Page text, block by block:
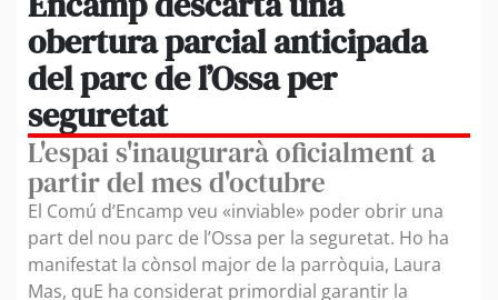
obertura parcial anticipada
del parc de l’Ossa per
seguretat
L'espai s'inaugurarà oficialment a
partir del mes d'octubre
El Comú d’Encamp veu «inviable» poder obrir una
part del nou parc de l’Ossa per la seguretat. Ho ha
manifestat la cònsol major de la parròquia, Laura
Mas, quE ha considerat primordial garantir la